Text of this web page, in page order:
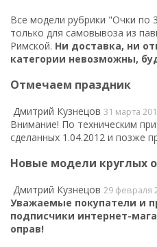
Все модели рубрики "Очки по
только для самовывоза из
Римской. Ни доставка, ни
категории невозможны,
Отмечаем праздник
Дмитрий Кузнецов 31 марта
Внимание! По техническим
сделанных 1.04.2012 и позже
Новые модели круглых
Дмитрий Кузнецов 29 февраля
Уважаемые покупатели и
подписчики интернет-
оправ!